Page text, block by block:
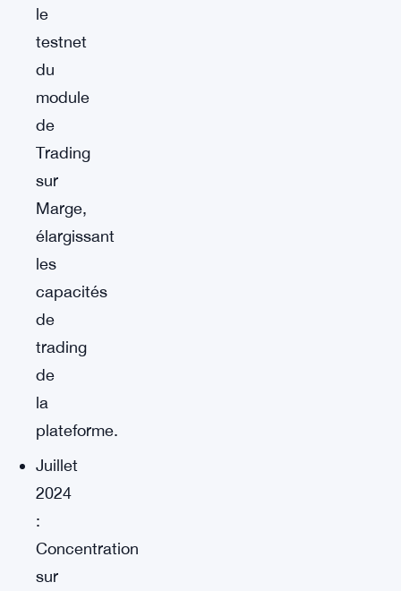
le
testnet
du
module
de
Trading
sur
Marge,
élargissant
les
capacités
de
trading
de
la
plateforme.
Juillet
2024
:
Concentration
sur